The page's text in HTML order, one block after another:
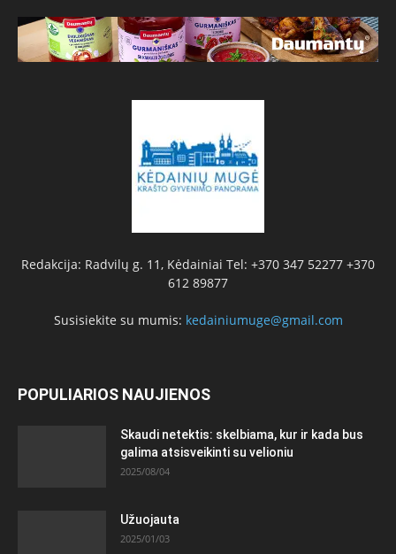
Redakcija: Radvilų g. 11, Kėdainiai Tel: +370 347 52277 +370
612 89877
Susisiekite su mumis: kedainiumuge@gmail.com
POPULIARIOS NAUJIENOS
Skaudi netektis: skelbiama, kur ir kada bus
galima atsisveikinti su velioniu
2025/08/04
Užuojauta
2025/01/03